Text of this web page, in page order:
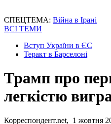
СПЕЦТЕМА: Війна в Ірані
ВСІ ТЕМИ
Вступ України в ЄС
Теракт в Барселоні
Трамп про
легкістю
Корреспондент.net, 1 жовтня